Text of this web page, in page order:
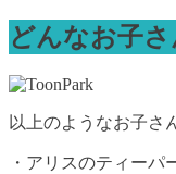
どんなお子
以上のようなお子さ
・アリスのティーパ